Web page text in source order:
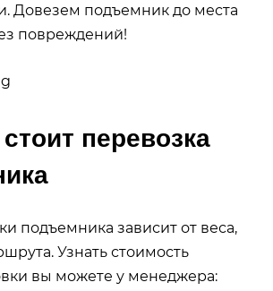
Довезем подъемник до места
повреждений!
перевозка
подъемника зависит от веса,
Узнать стоимость
вы можете у менеджера: